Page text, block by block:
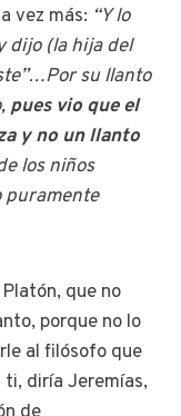
vez más: “Y lo
dijo (la hija del
su llanto
pues vio que el
y no un llanto
los niños
puramente
que no
porque no lo
al filósofo que
ti, diría Jeremías,